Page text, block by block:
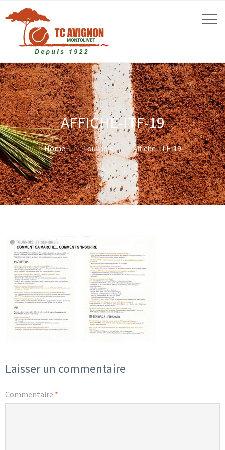
AFFICHE-ITF-19
Home Tournois Affiche-ITF-19
Laisser un commentaire
Commentaire *